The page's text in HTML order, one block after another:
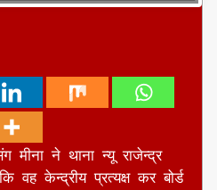
मीना ने थाना न्यू राजेन्द्र
वह केन्द्रीय प्रत्यक्ष कर बोर्ड